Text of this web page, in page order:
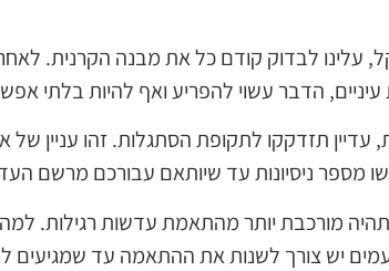
עלינו לבדוק קודם כל את מבנה הקרנית.
הדבר עשוי להפריע ואף להיות בלתי
תזדקקו לתקופת הסתגלות. זהו עניין
מספר ניסיונות עד שיותאם עבורכם מרשם
מורכבת יותר מהתאמת עדשות רגילות.
יש צורך לשנות את ההתאמה עד שמגיעים